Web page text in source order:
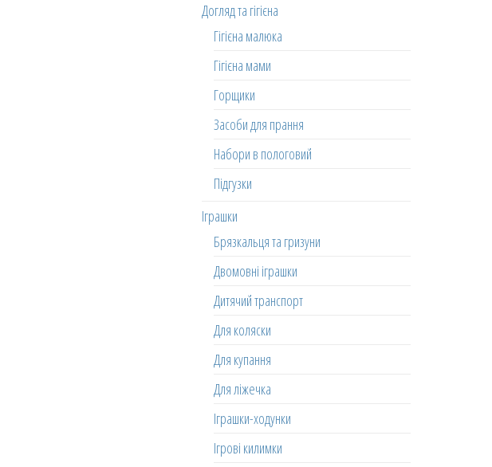
Догляд та гігієна
Гігієна малюка
Гігієна мами
Горщики
Засоби для прання
Набори в пологовий
Підгузки
Іграшки
Брязкальця та гризуни
Двомовні іграшки
Дитячий транспорт
Для коляски
Для купання
Для ліжечка
Іграшки-ходунки
Ігрові килимки